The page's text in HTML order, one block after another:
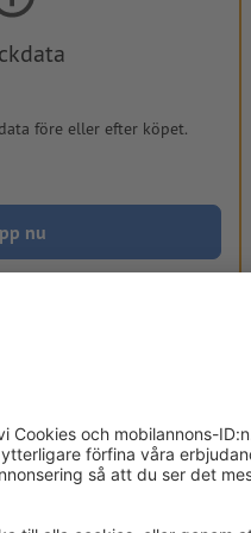
före eller efter köpet.
nu